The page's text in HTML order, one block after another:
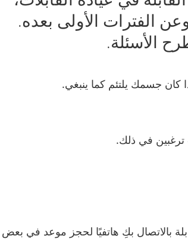
الفترات الأولى بعده.
الأسئلة.
كان جسمك يلتئم كما ينبغي.
في ذلك.
بالاتصال بكِ هاتفيًا لحجز موعد في بعض